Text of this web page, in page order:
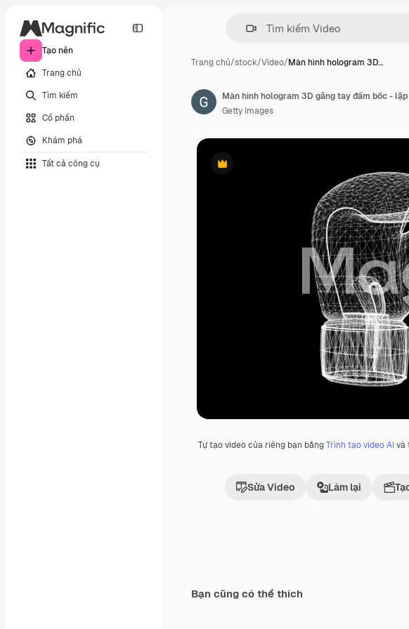
Tạo nên
Trang chủ
Tìm kiếm
Cổ phần
Khám phá
Tất cả công cụ
Trang chủ/stock/Video/Màn hình hologram 3D…
Phần thưởng
Tự tạo video của riêng bạn bằngTrình tạo video AIvà
Sửa Video Làm lại
Màn hình hologram 3D găng tay đấm bốc -
Getty Images
Bạn cũng có thể thích